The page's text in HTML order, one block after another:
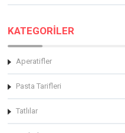
KATEGORİLER
Aperatifler
Pasta Tarifleri
Tatlılar